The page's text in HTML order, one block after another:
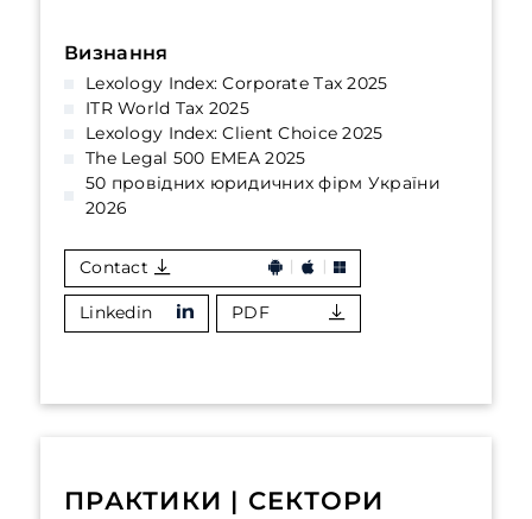
Визнання
Lexology Index: Corporate Tax 2025
ITR World Tax 2025
Lexology Index: Client Choice 2025
The Legal 500 EMEA 2025
50 провідних юридичних фірм України
2026
Contact
Linkedin PDF
ПРАКТИКИ | СЕКТОРИ